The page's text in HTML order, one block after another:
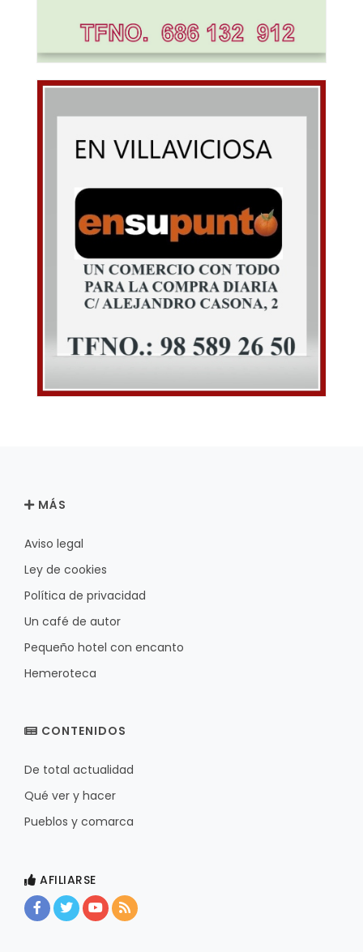
MÁS
Aviso legal
Ley de cookies
Política de privacidad
Un café de autor
Pequeño hotel con encanto
Hemeroteca
CONTENIDOS
De total actualidad
Qué ver y hacer
Pueblos y comarca
AFILIARSE